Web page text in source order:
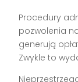
Procedury
pozwolenia
generują
Zwykle to